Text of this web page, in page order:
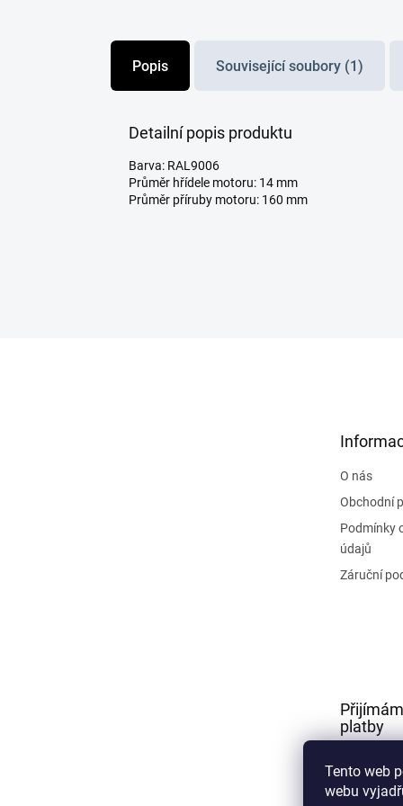
Tento web
webu
Popis Související soubory (1)
Detailní popis produktu
Barva: RAL9006
Průměr hřídele motoru: 14 mm
Průměr příruby motoru: 160 mm
O nás
Obchodní
Podmínky
údajů
Záruční
platby